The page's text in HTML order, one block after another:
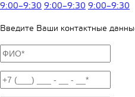
9:00–9:30 9:00–9:30 9:00–9:30
Введите Ваши контактные